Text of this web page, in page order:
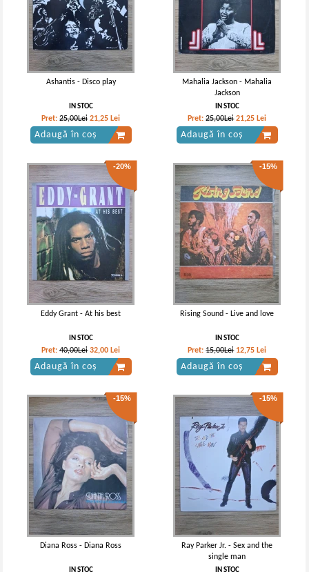
Ashantis - Disco play
IN STOC
Pret:25,00Lei 21,25 Lei
Adaugă în coș
Mahalia Jackson - Mahalia
Jackson
IN STOC
Pret:25,00Lei 21,25 Lei
Adaugă în coș
-20%
Eddy Grant - At his best
IN STOC
Pret:40,00Lei 32,00 Lei
Adaugă în coș
-15%
Rising Sound - Live and love
IN STOC
Pret:15,00Lei 12,75 Lei
Adaugă în coș
-15%
Diana Ross - Diana Ross
IN STOC
-15%
Ray Parker Jr. - Sex and the
single man
IN STOC